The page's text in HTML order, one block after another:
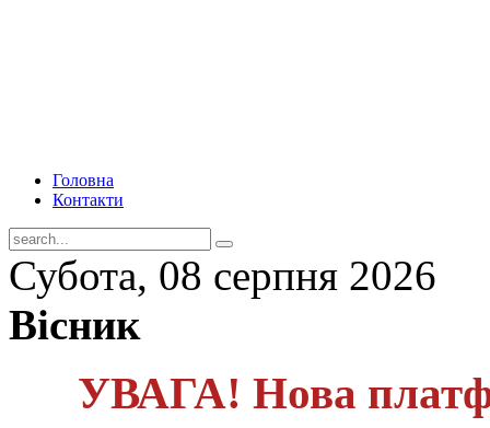
Головна
Контакти
Субота, 08 серпня 2026
Вісник
УВАГА! Нова